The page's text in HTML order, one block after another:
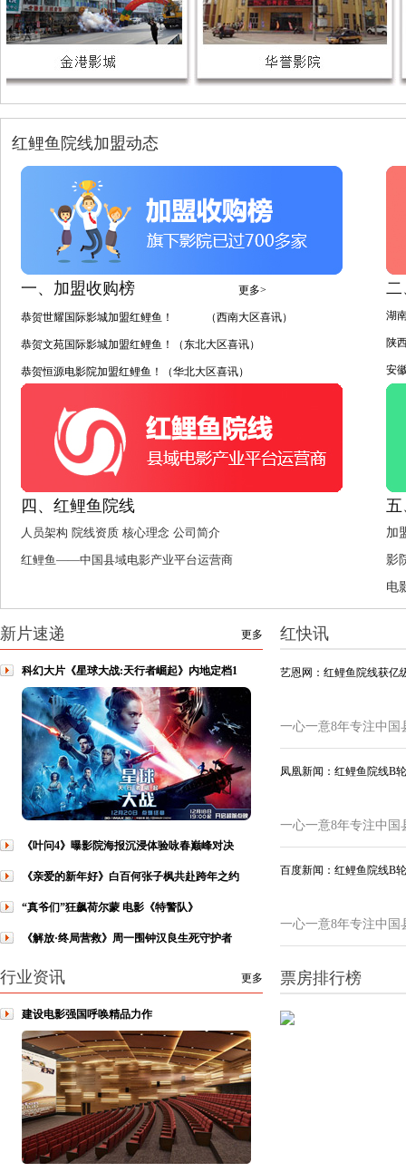
红鲤鱼院线加盟动态
一、加盟收购榜 更多>
恭贺世耀国际影城加盟红鲤鱼！ （西南大区喜讯）
恭贺文苑国际影城加盟红鲤鱼！（东北大区喜讯）
恭贺恒源电影院加盟红鲤鱼！（华北大区喜讯）
二
湖
陕
安
四、红鲤鱼院线
人员架构 院线资质 核心理念 公司简介
红鲤鱼——中国县域电影产业平台运营商
五
加
影
电
更多
新片速递
科幻大片《星球大战:天行者崛起》内地定档1
《叶问4》曝影院海报沉浸体验咏春巅峰对决
《亲爱的新年好》白百何张子枫共赴跨年之约
“真爷们”狂飙荷尔蒙 电影《特警队》
《解放·终局营救》周一围钟汉良生死守护者
更多
行业资讯
建设电影强国呼唤精品力作
红快讯
艺恩网：红鲤鱼院线获亿
一心一意8年专注中国
凤凰新闻：红鲤鱼院线B
一心一意8年专注中国
百度新闻：红鲤鱼院线B
一心一意8年专注中国
票房排行榜